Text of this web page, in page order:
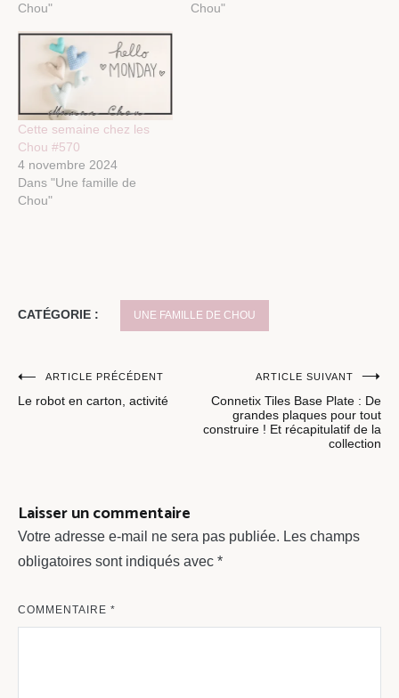
Chou"
Chou"
Cette semaine chez les
Chou #570
4 novembre 2024
Dans "Une famille de
Chou"
CATÉGORIE : UNE FAMILLE DE CHOU
Navigation
de
ARTICLE PRÉCÉDENT
Le robot en carton, activité
ARTICLE SUIVANT
Connetix Tiles Base Plate : De
grandes plaques pour tout
construire ! Et récapitulatif de la
collection
Laisser un commentaire
Votre adresse e-mail ne sera pas publiée. Les champs
obligatoires sont indiqués avec *
COMMENTAIRE *